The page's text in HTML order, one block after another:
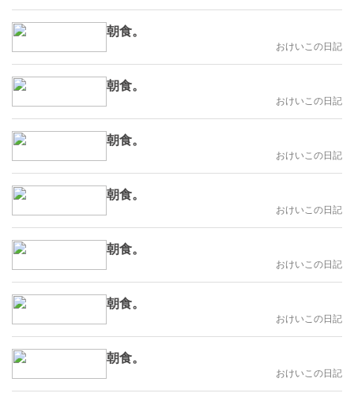
朝食。
おけいこの日記
朝食。
おけいこの日記
朝食。
おけいこの日記
朝食。
おけいこの日記
朝食。
おけいこの日記
朝食。
おけいこの日記
朝食。
おけいこの日記